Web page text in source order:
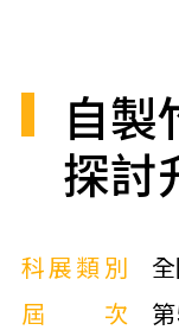
自製
探討
科展類別
屆次